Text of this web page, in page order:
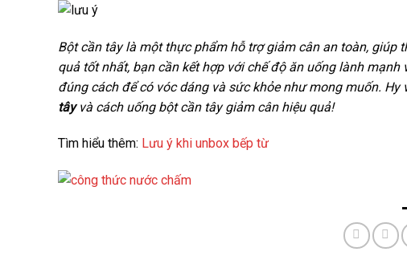
Bột cần tây là một thực phẩm hỗ trợ giảm cân an toàn, giúp
quả tốt nhất, bạn cần kết hợp với chế độ ăn uống lành
đúng cách để có vóc dáng và sức khỏe như mong muốn.
tâyvà cách uống bột cần tây giảm cân hiệu quả!
Tìm hiểu thêm: Lưu ý khi unbox bếp từ